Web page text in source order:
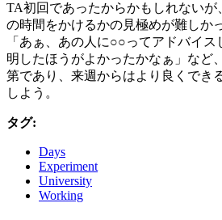
TA初回であったからかもしれないが
の時間をかけるかの見極めが難しか
「あぁ、あの人に○○ってアドバイ
明したほうがよかったかなぁ」など
第であり、来週からはより良くでき
しよう。
タグ:
Days
Experiment
University
Working